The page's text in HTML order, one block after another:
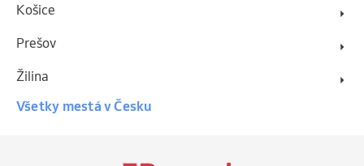
Košice
Prešov
Žilina
Všetky mestá v Česku